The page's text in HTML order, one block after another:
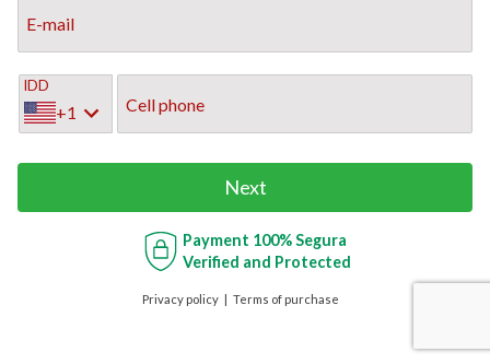
E-mail
IDD
+1 Cell phone
Next
Payment 100% Segura
Verified and Protected
Privacy policy Terms of purchase